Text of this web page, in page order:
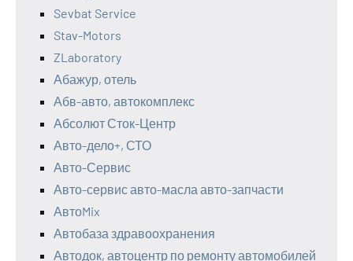
Sevbat Service
Stav-Motors
ZLaboratory
Абажур, отель
Абв-авто, автокомплекс
Абсолют Сток-Центр
Авто-дело+, СТО
Авто-Сервис
Авто-сервис авто-масла авто-запчасти
АвтоMix
Автобаза здравоохранения
Автодок, автоцентр по ремонту автомобилей